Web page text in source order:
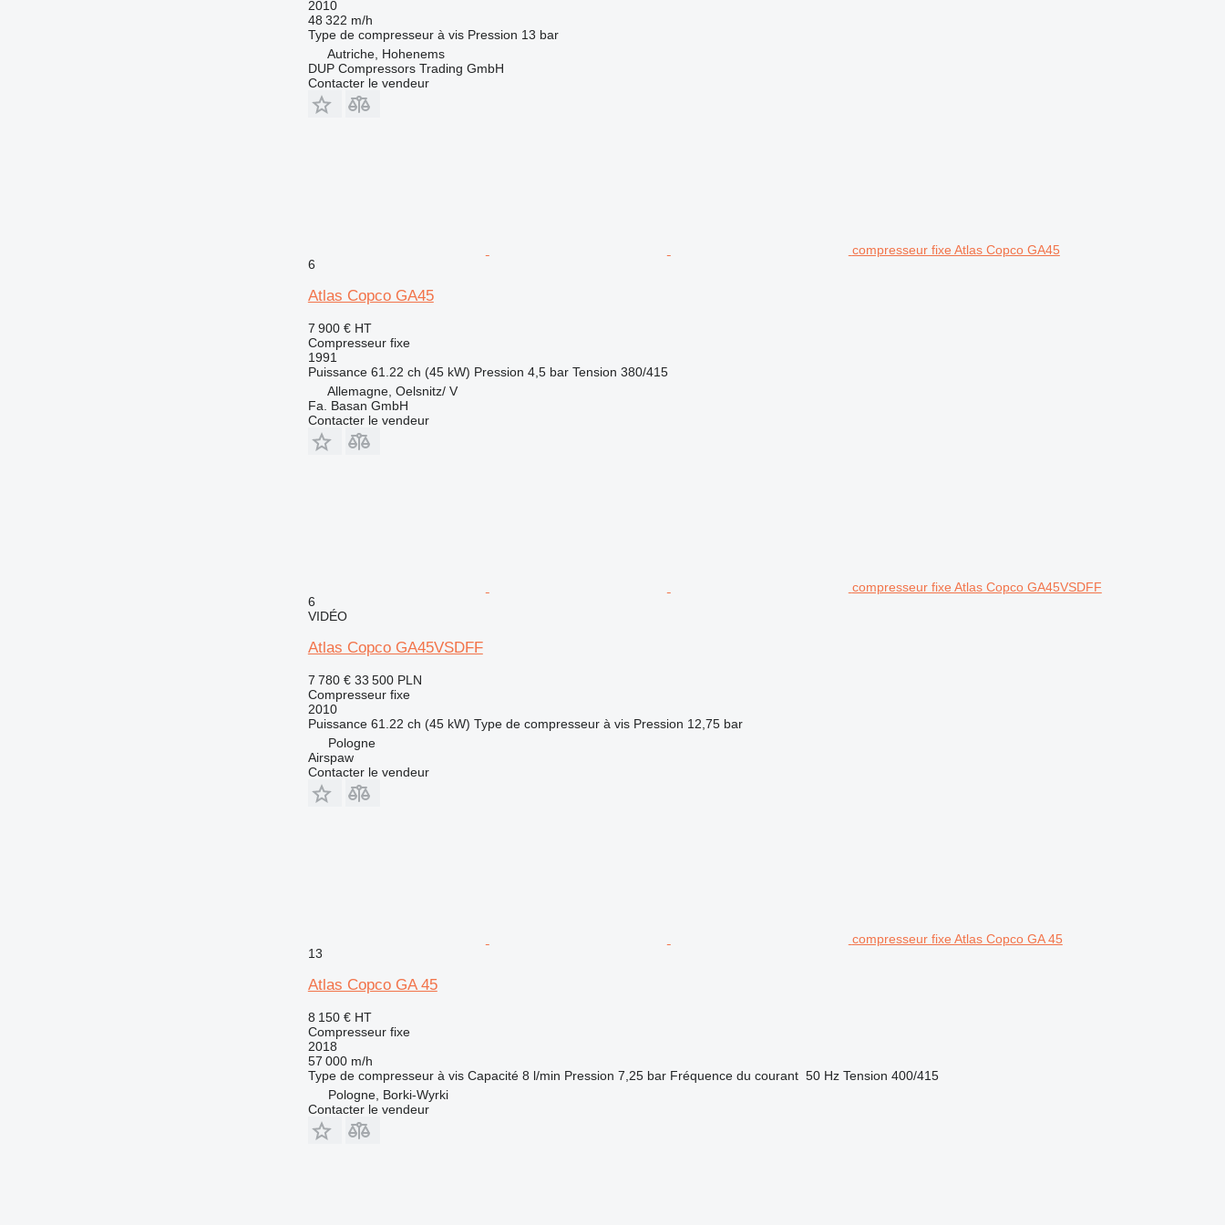
2010
48 322 m/h
Type de compresseur à vis Pression 13 bar
Autriche, Hohenems
DUP Compressors Trading GmbH
Contacter le vendeur
compresseur fixe Atlas Copco GA45
6
Atlas Copco GA45
7 900 € HT
Compresseur fixe
1991
Puissance 61.22 ch (45 kW) Pression 4,5 bar Tension 380/415
Allemagne, Oelsnitz/ V
Fa. Basan GmbH
Contacter le vendeur
compresseur fixe Atlas Copco GA45VSDFF
6
VIDÉO
Atlas Copco GA45VSDFF
7 780 € 33 500 PLN
Compresseur fixe
2010
Puissance 61.22 ch (45 kW) Type de compresseur à vis Pression 12,75 bar
Pologne
Airspaw
Contacter le vendeur
compresseur fixe Atlas Copco GA 45
13
Atlas Copco GA 45
8 150 € HT
Compresseur fixe
2018
57 000 m/h
Type de compresseur à vis Capacité 8 l/min Pression 7,25 bar Fréquence du courant 50 Hz Tension 400/415
Pologne, Borki-Wyrki
Contacter le vendeur